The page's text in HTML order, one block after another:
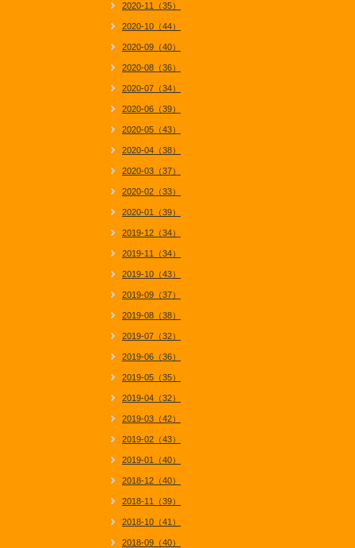
2020-11（35）
2020-10（44）
2020-09（40）
2020-08（36）
2020-07（34）
2020-06（39）
2020-05（43）
2020-04（38）
2020-03（37）
2020-02（33）
2020-01（39）
2019-12（34）
2019-11（34）
2019-10（43）
2019-09（37）
2019-08（38）
2019-07（32）
2019-06（36）
2019-05（35）
2019-04（32）
2019-03（42）
2019-02（43）
2019-01（40）
2018-12（40）
2018-11（39）
2018-10（41）
2018-09（40）